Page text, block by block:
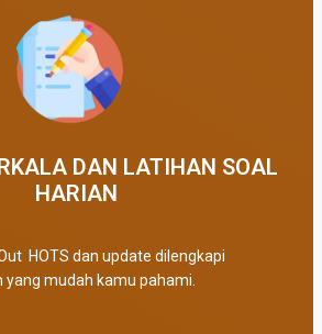
DAN LATIHAN SOAL
HARIAN
HOTS dan update dilengkapi
mudah kamu pahami.